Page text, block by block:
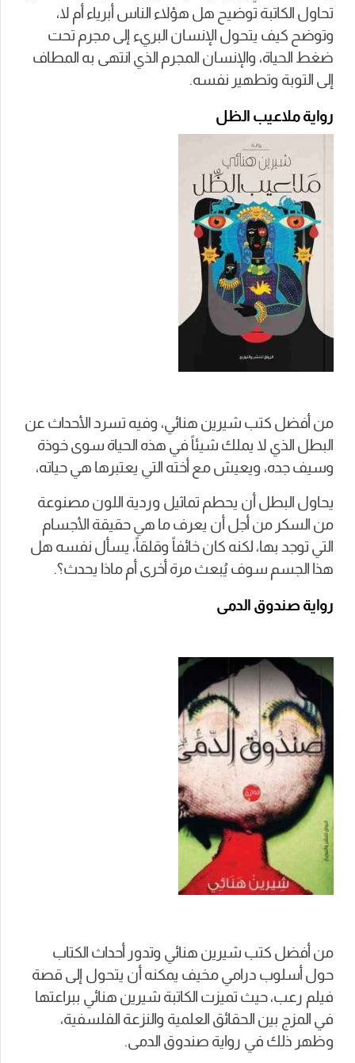
تحاول الكاتبة توضيح هل هؤلاء الناس أبرياء أم لا،
وتوضح كيف يتحول الإنسان البريء إلى مجرم تحت
ضغط الحياة، والإنسان المجرم الذي انتهى به المطاف
إلى التوبة وتطهير نفسه.
رواية ملاعيب الظل
من أفضل كتب شيرين هنائي، وفيه تسرد الأحداث عن
البطل الذي لا يملك شيئاً في هذه الحياة سوى خوذة
وسيف جده، ويعيش مع أخته التي يعتبرها هي حياته،
يحاول البطل أن يحطم تماثيل وردية اللون مصنوعة
من السكر من أجل أن يعرف ما هي حقيقة الأجسام
التي توجد بها، لكنه كان خائفاً وقلقاً، يسأل نفسه هل
هذا الجسم سوف يُبعث مرة أخرى أم ماذا يحدث؟.
رواية صندوق الدمى
من أفضل كتب شيرين هنائي وتدور أحداث الكتاب
حول أسلوب درامي مخيف يمكنه أن يتحول إلى قصة
فيلم رعب، حيث تميزت الكاتبة شيرين هنائي ببراعتها
في المزج بين الحقائق العلمية والنزعة الفلسفية،
وظهر ذلك في رواية صندوق الدمى.